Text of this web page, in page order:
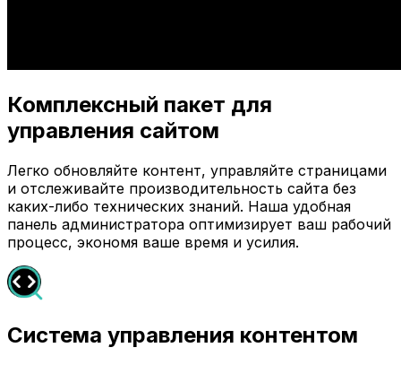
Комплексный пакет для
управления сайтом
Легко обновляйте контент, управляйте страницами
и отслеживайте производительность сайта без
каких-либо технических знаний. Наша удобная
панель администратора оптимизирует ваш рабочий
процесс, экономя ваше время и усилия.
Система управления контентом